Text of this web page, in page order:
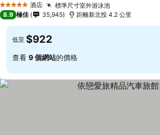
5 星級 酒店 標準尺寸室外游泳池
8.9 極佳 35,945 距離新北投 4.2 公里
低至 $922
查看 9 個網站的價格